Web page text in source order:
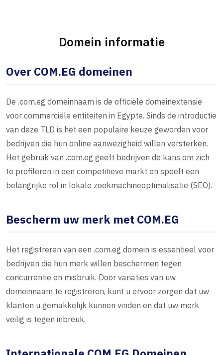
Domein informatie
Over COM.EG domeinen
De .com.eg domeinnaam is de officiële domeinextensie
voor commerciële entiteiten in Egypte. Sinds de introductie
van deze TLD is het een populaire keuze geworden voor
bedrijven die hun online aanwezigheid willen versterken.
Het gebruik van .com.eg geeft bedrijven de kans om zich
te profileren in een competitieve markt en speelt een
belangrijke rol in lokale zoekmachineoptimalisatie (SEO).
Bescherm uw merk met COM.EG
Het registreren van een .com.eg domein is essentieel voor
bedrijven die hun merk willen beschermen tegen
concurrentie en misbruik. Door variaties van uw
domeinnaam te registreren, kunt u ervoor zorgen dat uw
klanten u gemakkelijk kunnen vinden en dat uw merk
veilig is tegen inbreuk.